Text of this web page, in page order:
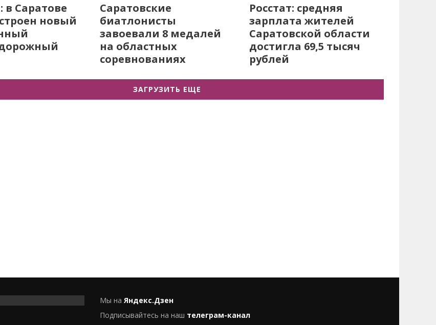
в Саратове
новый
Саратовские
биатлонисты
завоевали 8 медалей
на областных
соревнованиях
Росстат: средняя
зарплата жителей
Саратовской области
достигла 69,5 тысяч
рублей
ЗАГРУЗИТЬ ЕЩЕ
Мы на Яндекс.Дзен
Подписывайтесь на наш телеграм-канал